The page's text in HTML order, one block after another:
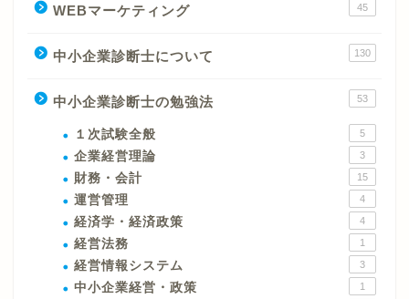
WEBマーケティング 45
中小企業診断士について 130
中小企業診断士の勉強法 53
１次試験全般 5
企業経営理論 3
財務・会計 15
運営管理 4
経済学・経済政策 4
経営法務 1
経営情報システム 3
中小企業経営・政策 1